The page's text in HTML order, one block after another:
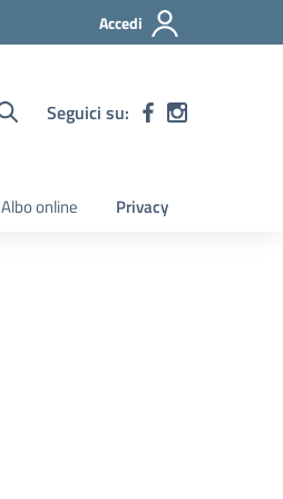
Accedi
Seguici su:
Albo online Privacy